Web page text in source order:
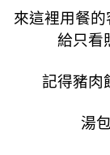
來這裡用餐的
給只看
記得豬肉
湯